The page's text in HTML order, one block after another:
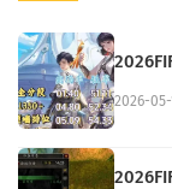
2026-05-